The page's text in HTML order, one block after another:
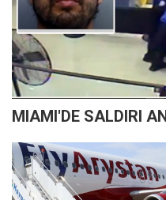
MIAMI'DE SALDIRI ANI